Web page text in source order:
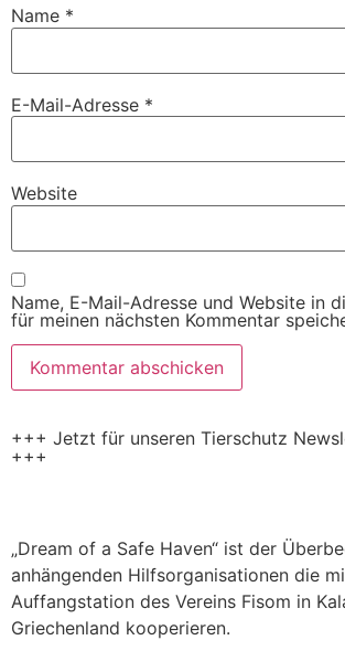
Name *
E-Mail-Adresse *
Website
Name, E-Mail-Adresse und Website in
für meinen nächsten Kommentar
+++ Jetzt für unseren Tierschutz
+++
„Dream of a Safe Haven“ ist der
anhängenden Hilfsorganisationen die
Auffangstation des Vereins Fisom in
Griechenland kooperieren.